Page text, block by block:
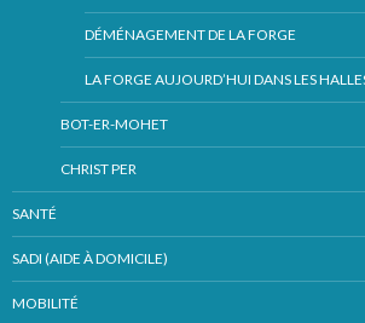
DÉMÉNAGEMENT DE LA FORGE
LA FORGE AUJOURD’HUI DANS LES
BOT-ER-MOHET
CHRIST PER
SANTÉ
SADI (AIDE À DOMICILE)
MOBILITÉ